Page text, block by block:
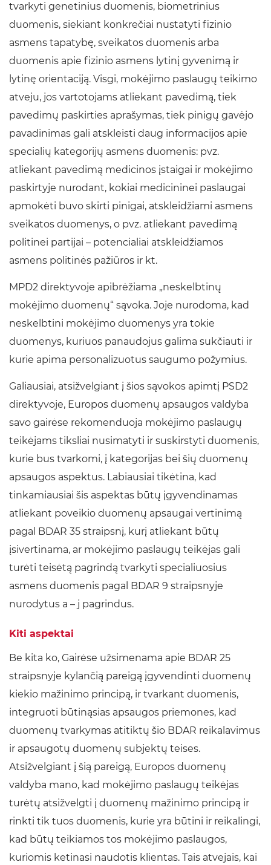
tvarkyti genetinius duomenis, biometrinius
duomenis, siekiant konkrečiai nustatyti fizinio
asmens tapatybę, sveikatos duomenis arba
duomenis apie fizinio asmens lytinį gyvenimą ir
lytinę orientaciją. Visgi, mokėjimo paslaugų teikimo
atveju, jos vartotojams atliekant pavedimą, tiek
pavedimų paskirties aprašymas, tiek pinigų gavėjo
pavadinimas gali atskleisti daug informacijos apie
specialių kategorijų asmens duomenis: pvz.
atliekant pavedimą medicinos įstaigai ir mokėjimo
paskirtyje nurodant, kokiai medicininei paslaugai
apmokėti buvo skirti pinigai, atskleidžiami asmens
sveikatos duomenys, o pvz. atliekant pavedimą
politinei partijai – potencialiai atskleidžiamos
asmens politinės pažiūros ir kt.
MPD2 direktyvoje apibrėžiama „neskelbtinų
mokėjimo duomenų“ sąvoka. Joje nurodoma, kad
neskelbtini mokėjimo duomenys yra tokie
duomenys, kuriuos panaudojus galima sukčiauti ir
kurie apima personalizuotus saugumo požymius.
Galiausiai, atsižvelgiant į šios sąvokos apimtį PSD2
direktyvoje, Europos duomenų apsaugos valdyba
savo gairėse rekomenduoja mokėjimo paslaugų
teikėjams tiksliai nusimatyti ir suskirstyti duomenis,
kurie bus tvarkomi, į kategorijas bei šių duomenų
apsaugos aspektus. Labiausiai tikėtina, kad
tinkamiausiai šis aspektas būtų įgyvendinamas
atliekant poveikio duomenų apsaugai vertinimą
pagal BDAR 35 straipsnį, kurį atliekant būtų
įsivertinama, ar mokėjimo paslaugų teikėjas gali
turėti teisėtą pagrindą tvarkyti specialiuosius
asmens duomenis pagal BDAR 9 straipsnyje
nurodytus a – j pagrindus.
Kiti aspektai
Be kita ko, Gairėse užsimenama apie BDAR 25
straipsnyje kylančią pareigą įgyvendinti duomenų
kiekio mažinimo principą, ir tvarkant duomenis,
integruoti būtinąsias apsaugos priemones, kad
duomenų tvarkymas atitiktų šio BDAR reikalavimus
ir apsaugotų duomenų subjektų teises.
Atsižvelgiant į šią pareigą, Europos duomenų
valdyba mano, kad mokėjimo paslaugų teikėjas
turėtų atsižvelgti į duomenų mažinimo principą ir
rinkti tik tuos duomenis, kurie yra būtini ir reikalingi,
kad būtų teikiamos tos mokėjimo paslaugos,
kuriomis ketinasi naudotis klientas. Tais atvejais, kai